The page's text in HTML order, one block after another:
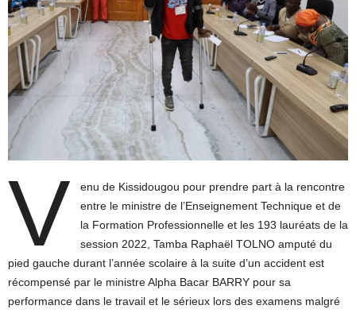
V
enu de Kissidougou pour prendre part à la rencontre
entre le ministre de l’Enseignement Technique et de
la Formation Professionnelle et les 193 lauréats de la
session 2022, Tamba Raphaël TOLNO amputé du
pied gauche durant l’année scolaire à la suite d’un accident est
récompensé par le ministre Alpha Bacar BARRY pour sa
performance dans le travail et le sérieux lors des examens malgré